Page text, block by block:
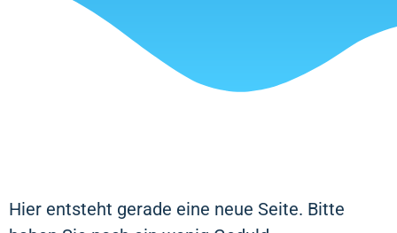
Hier entsteht gerade eine neue Seite. Bitte